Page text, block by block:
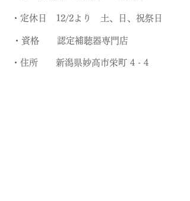
​・定休日 12/2より 土、日、祝祭日
​・資格 認定補聴器専門店
​・住所 新潟県妙高市栄町 4 - 4